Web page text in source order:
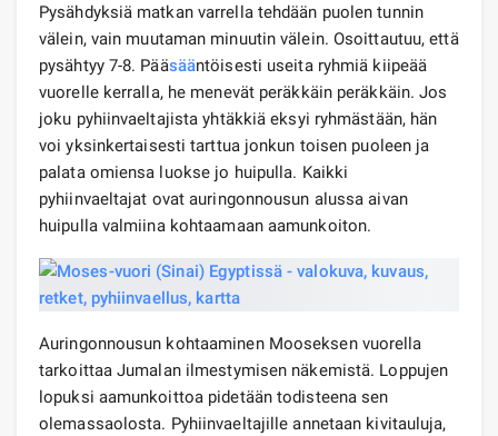
Pysähdyksiä matkan varrella tehdään puolen tunnin
välein, vain muutaman minuutin välein. Osoittautuu, että
pysähtyy 7-8. Pääsääntöisesti useita ryhmiä kiipeää
vuorelle kerralla, he menevät peräkkäin peräkkäin. Jos
joku pyhiinvaeltajista yhtäkkiä eksyi ryhmästään, hän
voi yksinkertaisesti tarttua jonkun toisen puoleen ja
palata omiensa luokse jo huipulla. Kaikki
pyhiinvaeltajat ovat auringonnousun alussa aivan
huipulla valmiina kohtaamaan aamunkoiton.
Auringonnousun kohtaaminen Mooseksen vuorella
tarkoittaa Jumalan ilmestymisen näkemistä. Loppujen
lopuksi aamunkoittoa pidetään todisteena sen
olemassaolosta. Pyhiinvaeltajille annetaan kivitauluja,